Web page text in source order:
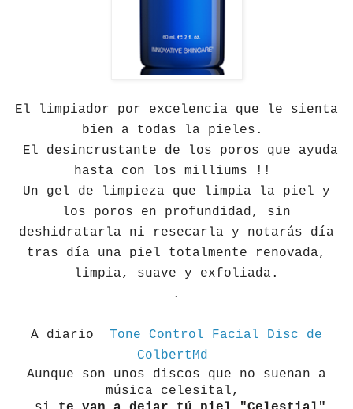
El limpiador por excelencia que le sienta
bien a todas la pieles.
El desincrustante de los poros que ayuda
hasta con los milliums !!
Un gel de limpieza que limpia la piel y
los poros en profundidad, sin
deshidratarla ni resecarla y notarás día
tras día una piel totalmente renovada,
limpia, suave y exfoliada.
.
A diario Tone Control Facial Disc de
ColbertMd
Aunque son unos discos que no suenan a
música celesital,